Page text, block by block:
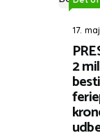
17.
2